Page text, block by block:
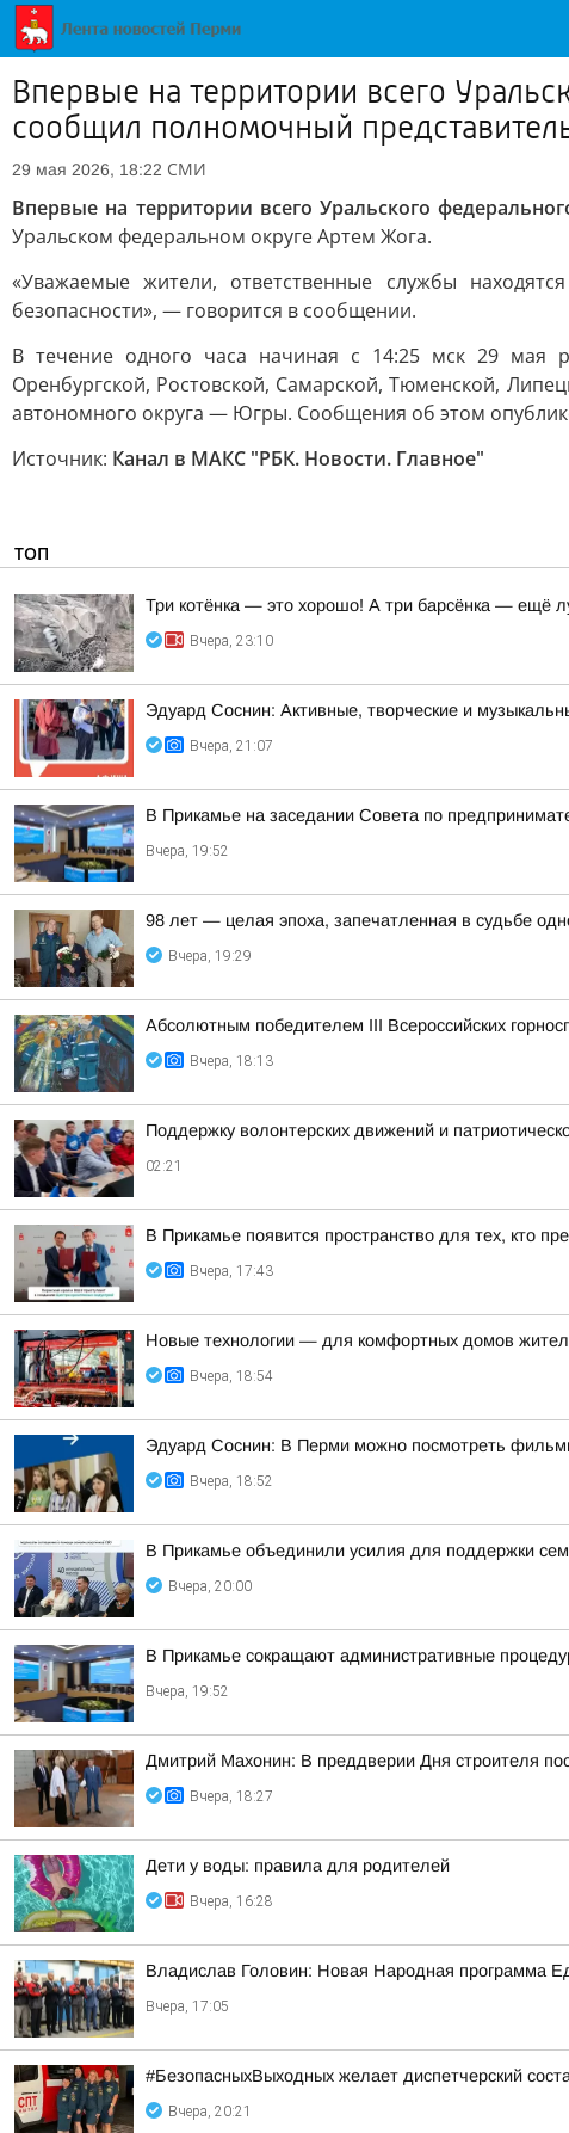
Впервые на территории всего
сообщил полномочный
29 мая 2026, 18:22 СМИ
Впервые на территории всего Уральского
Уральском федеральном округе Артем Жога.
«Уважаемые жители, ответственные службы
безопасности», — говорится в сообщении.
В течение одного часа начиная с 14:25 мск 29 мая
Оренбургской, Ростовской, Самарской, Тюменской,
автономного округа — Югры. Сообщения об этом
Источник: Канал в МАКС "РБК. Новости. Главное"
ТОП
Три котёнка — это хорошо! А три барсёнка — ещё
Вчера, 23:10
Эдуард Соснин: Активные, творческие и
Вчера, 21:07
В Прикамье на заседании Совета по
Вчера, 19:52
98 лет — целая эпоха, запечатленная в судьбе
Вчера, 19:29
Абсолютным победителем III Всероссийских
Вчера, 18:13
Поддержку волонтерских движений и
02:21
В Прикамье появится пространство для тех, кто
Вчера, 17:43
Новые технологии — для комфортных домов
Вчера, 18:54
Эдуард Соснин: В Перми можно посмотреть
Вчера, 18:52
В Прикамье объединили усилия для поддержки
Вчера, 20:00
В Прикамье сокращают административные
Вчера, 19:52
Дмитрий Махонин: В преддверии Дня строителя
Вчера, 18:27
Дети у воды: правила для родителей
Вчера, 16:28
Владислав Головин: Новая Народная программа
Вчера, 17:05
#БезопасныхВыходных желает диспетчерский
Вчера, 20:21